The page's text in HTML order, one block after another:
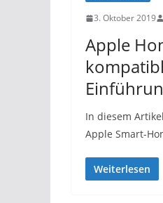
3. Oktober 2019
Apple
In diesem
Apple Smart-
Weiterlesen